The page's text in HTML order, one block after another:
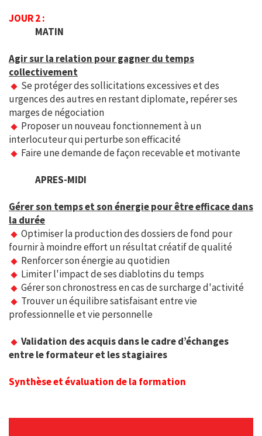
JOUR 2 :
MATIN
Agir sur la relation pour gagner du temps
collectivement
Se protéger des sollicitations excessives et des
urgences des autres en restant diplomate, repérer ses
marges de négociation
Proposer un nouveau fonctionnement à un
interlocuteur qui perturbe son efficacité
Faire une demande de façon recevable et motivante
APRES-MIDI
Gérer son temps et son énergie pour être efficace dans
la durée
Optimiser la production des dossiers de fond pour
fournir à moindre effort un résultat créatif de qualité
Renforcer son énergie au quotidien
Limiter l'impact de ses diablotins du temps
Gérer son chronostress en cas de surcharge d'activité
Trouver un équilibre satisfaisant entre vie
professionnelle et vie personnelle
Validation des acquis dans le cadre d’échanges
entre le formateur et les stagiaires
Synthèse et évaluation de la formation